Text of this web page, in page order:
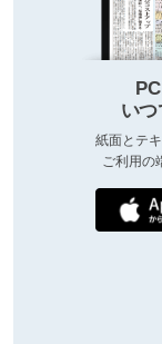
い
紙面とテ
ご利用の